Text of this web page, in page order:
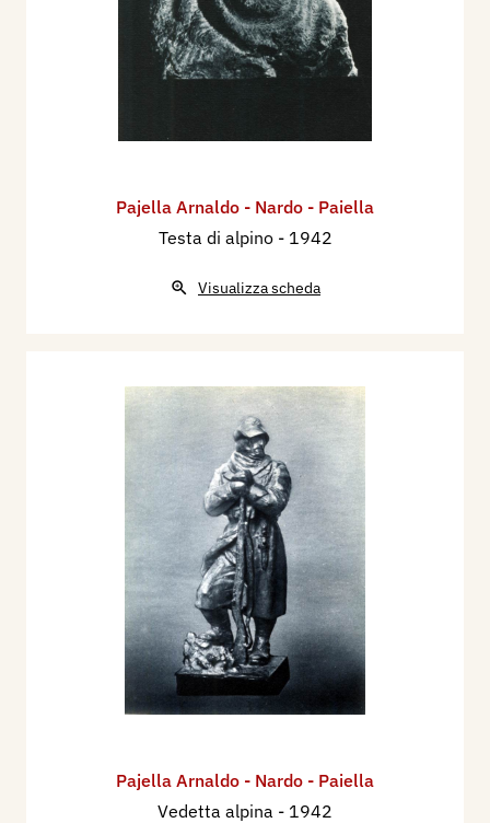
Pajella Arnaldo - Nardo - Paiella
Testa di alpino - 1942
Visualizza scheda
Pajella Arnaldo - Nardo - Paiella
Vedetta alpina - 1942